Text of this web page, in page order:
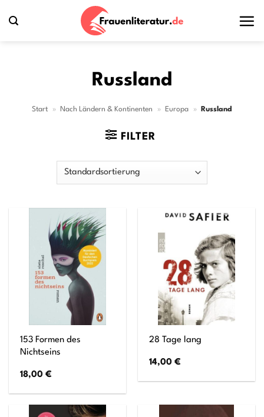
Inhalt
Russland
Start » Nach Ländern & Kontinenten » Europa » Russland
FILTER
153 Formen des
Nichtseins
18,00€
28 Tage lang
14,00€